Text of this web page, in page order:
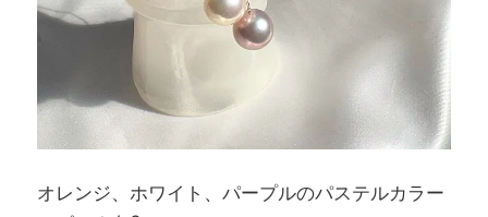
オレンジ、ホワイト、パープルのパステルカラー